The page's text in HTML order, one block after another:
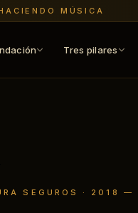
MÚSICA
Tres pilares
SEGUROS · 2018 —